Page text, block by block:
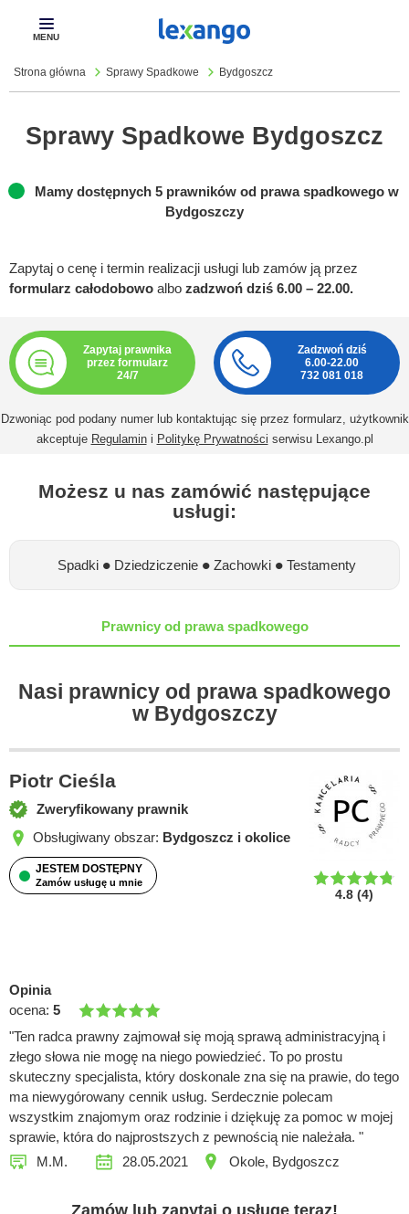
Pokaż
Strona główna Sprawy Spadkowe Bydgoszcz
Sprawy Spadkowe Bydgoszcz
Mamy dostępnych 5 prawników od prawa spadkowego w
Bydgoszczy
Zapytaj o cenę i termin realizacji usługi lub zamów ją przez
formularz całodobowo albo zadzwoń dziś 6.00 – 22.00.
Zapytaj prawnika
przez formularz
24/7
Zadzwoń dziś
6.00-22.00
732 081 018
Dzwoniąc pod podany numer lub kontaktując się przez formularz, użytkownik
akceptuje Regulamini Politykę Prywatności serwisu Lexango.pl
Możesz u nas zamówić następujące
usługi:
Spadki •Dziedziczenie •Zachowki • Testamenty
Prawnicy od prawa spadkowego
Nasi prawnicy od prawa spadkowego
w Bydgoszczy
4.8 (4)
Piotr Cieśla
Zweryfikowany prawnik
Obsługiwany obszar: Bydgoszcz i okolice
JESTEM DOSTĘPNY
Zamów usługę u mnie
Opinia
ocena: 5
"Ten radca prawny zajmował się moją sprawą administracyjną i
złego słowa nie mogę na niego powiedzieć. To po prostu
skuteczny specjalista, który doskonale zna się na prawie, do tego
ma niewygórowany cennik usług. Serdecznie polecam
wszystkim znajomym oraz rodzinie i dziękuję za pomoc w mojej
sprawie, która do najprostszych z pewnością nie należała. "
M.M.
28.05.2021 Okole, Bydgoszcz
Zamów lub zapytaj o usługę teraz!